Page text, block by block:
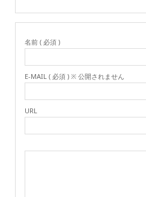
名前 ( 必須 )
E-MAIL ( 必須 ) ※ 公開されません
URL